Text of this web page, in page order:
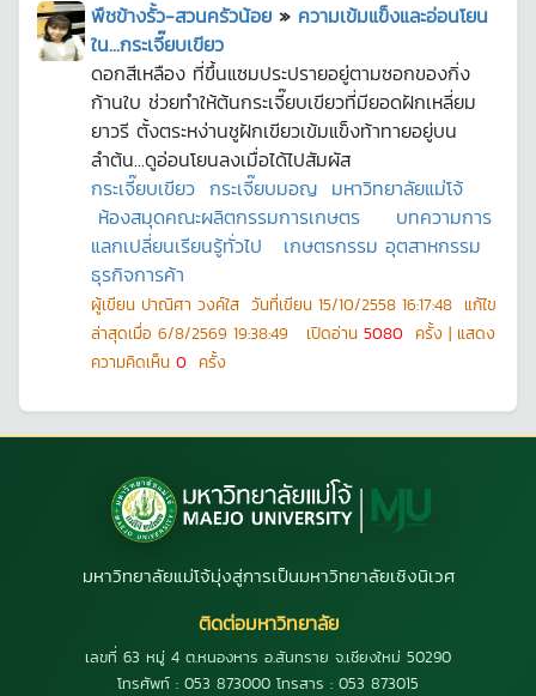
พืชข้างรั้ว-สวนครัวน้อย » ความเข้มแข็งและอ่อนโยน
ใน...กระเจี๊ยบเขียว
ดอกสีเหลือง ที่ขึ้นแซมประปรายอยู่ตามซอกของกิ่ง
ก้านใบ ช่วยทำให้ต้นกระเจี๊ยบเขียวที่มียอดฝักเหลี่ยม
ยาวรี ตั้งตระหง่านชูฝักเขียวเข้มแข็งท้าทายอยู่บน
ลำต้น...ดูอ่อนโยนลงเมื่อได้ไปสัมผัส
กระเจี๊ยบเขียว กระเจี๊ยบมอญ มหาวิทยาลัยแม่โจ้
ห้องสมุดคณะผลิตกรรมการเกษตร
บทความการ
แลกเปลี่ยนเรียนรู้ทั่วไป
เกษตรกรรม อุตสาหกรรม
ธุรกิจการค้า
ผู้เขียน ปาณิศา วงค์ใส วันที่เขียน 15/10/2558 16:17:48 แก้ไข
ล่าสุดเมื่อ 6/8/2569 19:38:49 เปิดอ่าน 5080 ครั้ง | แสดง
ความคิดเห็น 0 ครั้ง
มหาวิทยาลัยแม่โจ้มุ่งสู่การเป็นมหาวิทยาลัยเชิงนิเวศ
ติดต่อมหาวิทยาลัย
เลขที่ 63 หมู่ 4 ต.หนองหาร อ.สันทราย จ.เชียงใหม่ 50290
โทรศัพท์ : 053 873000 โทรสาร : 053 873015